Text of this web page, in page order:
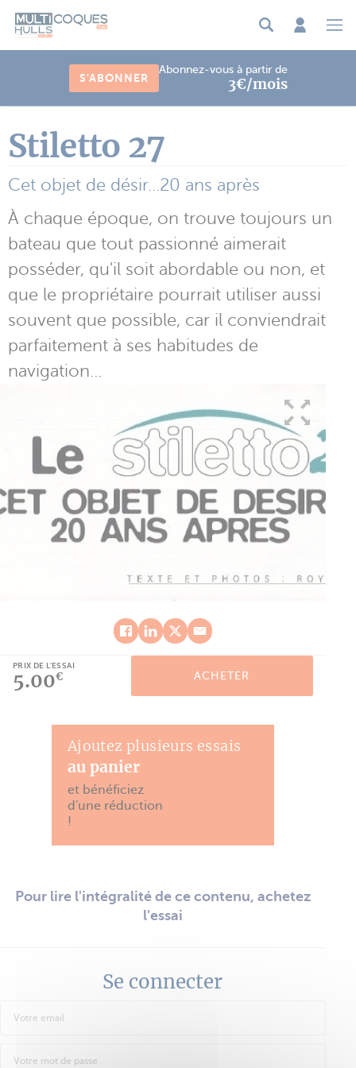
S'ABONNER
Abonnez-vous à partir de
3€/mois
Stiletto 27
Cet objet de désir...20 ans après
À chaque époque, on trouve toujours un
bateau que tout passionné aimerait
posséder, qu'il soit abordable ou non, et
que le propriétaire pourrait utiliser aussi
souvent que possible, car il conviendrait
parfaitement à ses habitudes de
navigation...
PRIX DE L'ESSAI
5.00€ ACHETER
Ajoutez plusieurs essais
au panier
et bénéficiez
d'une réduction
!
Pour lire l'intégralité de ce contenu, achetez
l'essai
Se connecter